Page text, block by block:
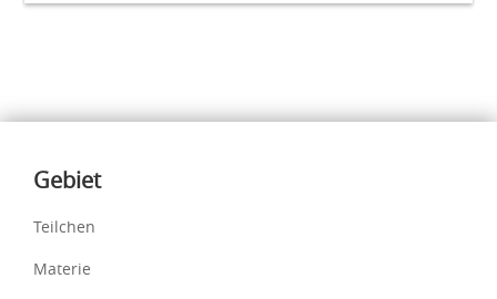
Inhalte
Gebiet
Teilchen
Materie